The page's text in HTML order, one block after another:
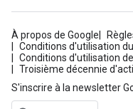
À propos de Google
Conditions d'utilisation
Conditions d'utilisation
Troisième décennie
S'inscrire à la newsletter